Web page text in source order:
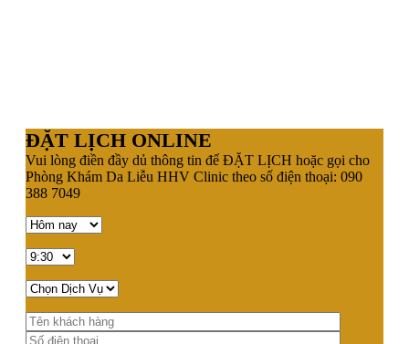
ĐẶT LỊCH ONLINE
Vui lòng điền đầy dủ thông tin để ĐẶT LỊCH hoặc gọi cho
Phòng Khám Da Liễu HHV Clinic theo số điện thoại: 090
388 7049